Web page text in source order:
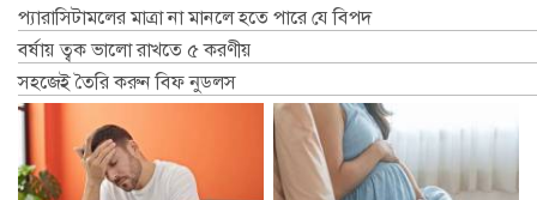
প্যারাসিটামলের মাত্রা না মানলে হতে পারে যে বিপদ
বর্ষায় ত্বক ভালো রাখতে ৫ করণীয়
সহজেই তৈরি করুন বিফ নুডলস